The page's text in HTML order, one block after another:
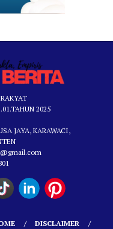
2025
JAYA, KARAWACI,
DISCLAIMER